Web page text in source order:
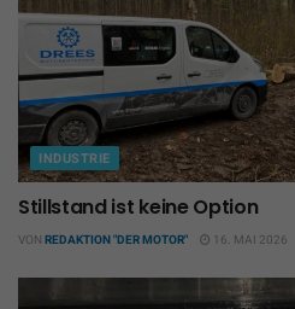
INDUSTRIE
Stillstand ist keine Option
VON REDAKTION "DER MOTOR" 16. MAI 2026